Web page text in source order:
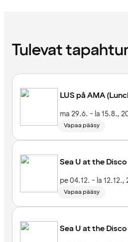
Tulevat
LUS på AMA
ma 29.6. - la 15.8.,
Vapaa pääsy
Sea U at the Disco
pe 04.12. - la 12.12.,
Vapaa pääsy
Sea U at the Disco